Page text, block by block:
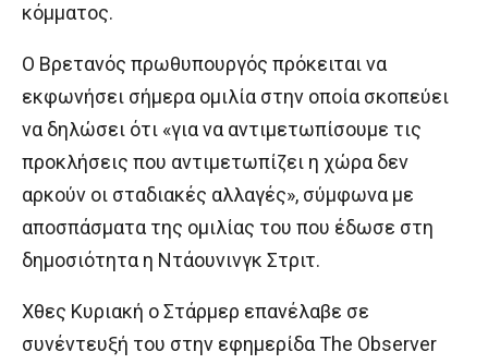
κόμματος.
Ο Βρετανός πρωθυπουργός πρόκειται να
εκφωνήσει σήμερα ομιλία στην οποία σκοπεύει
να δηλώσει ότι «για να αντιμετωπίσουμε τις
προκλήσεις που αντιμετωπίζει η χώρα δεν
αρκούν οι σταδιακές αλλαγές», σύμφωνα με
αποσπάσματα της ομιλίας του που έδωσε στη
δημοσιότητα η Ντάουνινγκ Στριτ.
Χθες Κυριακή ο Στάρμερ επανέλαβε σε
συνέντευξή του στην εφημερίδα The Observer